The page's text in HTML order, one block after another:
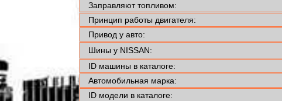
Заправляют топливом:
Принцип работы двигателя:
Привод у авто:
Шины у NISSAN:
ID машины в каталоге:
Автомобильная марка:
ID модели в каталоге: